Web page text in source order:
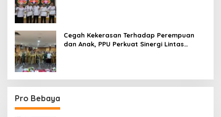
Cegah Kekerasan Terhadap Perempuan
dan Anak, PPU Perkuat Sinergi Lintas
Pro Bebaya